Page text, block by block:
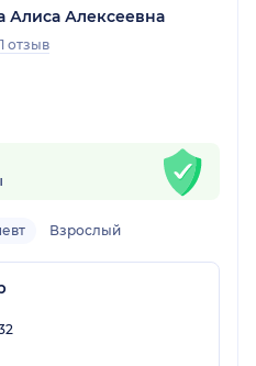
Алиса Алексеевна
1 отзыв
Взрослый